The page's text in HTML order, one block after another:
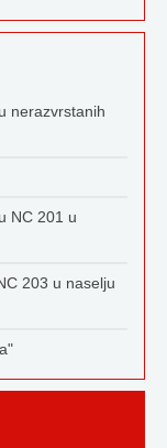
nerazvrstanih
NC 201 u
203 u naselju